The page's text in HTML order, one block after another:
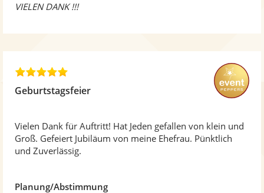
VIELEN DANK !!!
5
0
o
n
e
Geburtstagsfeier
Vielen Dank für Auftritt! Hat Jeden gefallen von klein und
Groß. Gefeiert Jubiläum von meine Ehefrau. Pünktlich
und Zuverlässig.
Planung/Abstimmung